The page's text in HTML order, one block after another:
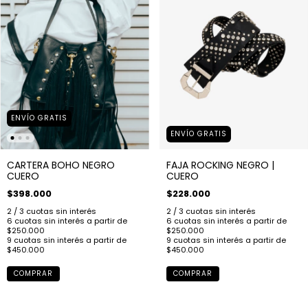
ENVÍO GRATIS
CARTERA BOHO NEGRO
CUERO
$398.000
COMPRAR
ENVÍO GRATIS
FAJA ROCKING NEGRO |
CUERO
$228.000
COMPRAR